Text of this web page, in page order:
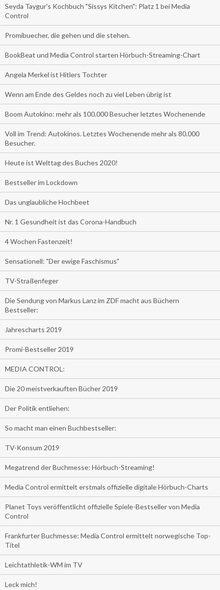
Seyda Taygur's Kochbuch "Sissys Kitchen": Platz 1 bei Media
Control
Promibuecher, die gehen und die stehen.
BookBeat und Media Control starten Hörbuch-Streaming-Chart
Angela Merkel ist Hitlers Tochter
Wenn am Ende des Geldes noch zu viel Leben übrig ist
Boom Autokino: mehr als 100.000 Besucher letztes Wochenende
Voll im Trend: Autokinos. Letztes Wochenende mehr als 80.000
Besucher.
Heute ist Welttag des Buches 2020!
Bestseller im Lockdown
Das unglaubliche Hochbeet
Nr. 1 Gesundheit ist das Corona-Handbuch
4 Wochen Fastenzeit!
Sensationell: "Der ewige Faschismus"
TV-Straßenfeger
Die Sendung von Markus Lanz im ZDF macht aus Büchern
Bestseller:
Jahrescharts 2019
Promi-Bestseller 2019
MEDIA CONTROL:
Die 20 meistverkauften Bücher 2019
Der Politik entliehen:
So macht man einen Buchbestseller:
TV-Konsum 2019
Megatrend der Buchmesse: Hörbuch-Streaming!
Media Control ermittelt erstmals offizielle digitale Hörbuch-Charts
Planet Toys veröffentlicht offizielle Spiele-Bestseller von Media
Control
Frankfurter Buchmesse: Media Control ermittelt norwegische Top-
Titel
Leichtathletik-WM im TV
Leck mich!